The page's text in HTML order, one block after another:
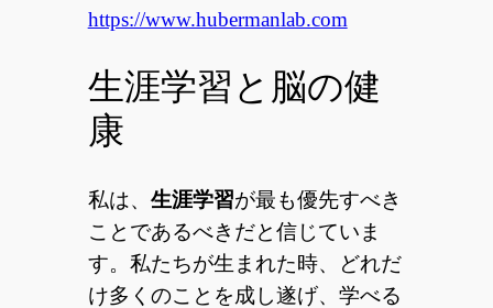
https://www.hubermanlab.com
生涯学習と脳の健
康
私は、 生涯学習が最も優先すべき
ことであるべきだと信じていま
す。私たちが生まれた時、どれだ
け多くのことを成し遂げ、学べる